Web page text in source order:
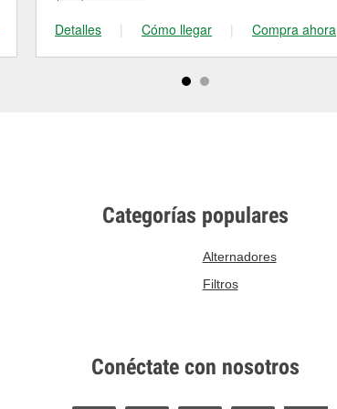
Detalles
| Cómo llegar | Compra ahora
Categorías populares
Alternadores
Filtros
Conéctate con nosotros